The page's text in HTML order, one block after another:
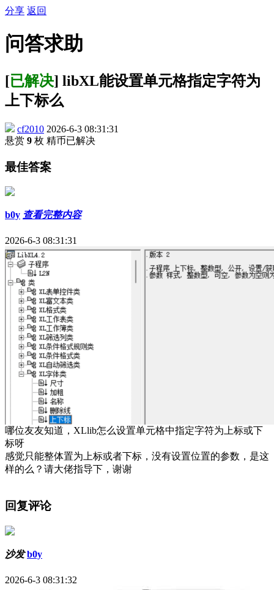
分享 返回
问答求助
[已解决] libXL能设置单元格指定字符为
上下标么
cf2010 2026-6-3 08:31:31
悬赏 9 枚 精币已解决
最佳答案
b0y 查看完整内容
2026-6-3 08:31:31
哪位友友知道，XLlib怎么设置单元格中指定字符为上标或下
标呀
感觉只能整体置为上标或者下标，没有设置位置的参数，是这
样的么？请大佬指导下，谢谢
回复评论
沙发 b0y
2026-6-3 08:31:32